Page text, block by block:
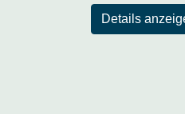
Details